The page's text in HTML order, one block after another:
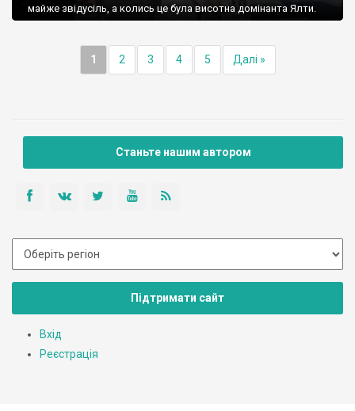
майже звідусіль, а колись це була висотна домінанта Ялти.
1 2 3 4 5 Далі »
Станьте нашим автором
Підтримати сайт
Вхід
Реєстрація